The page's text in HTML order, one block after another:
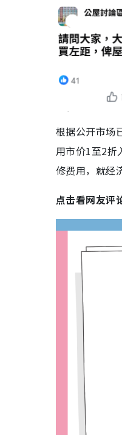
根据公开市场
用市价1至2折
修费用，就经
点击看网友评